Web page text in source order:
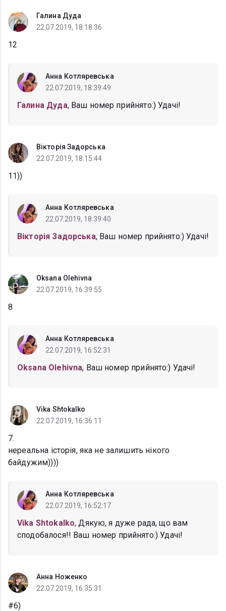
Галина Дуда
22.07.2019, 18:18:36
12
Анна Котляревська
22.07.2019, 18:39:49
Галина Дуда, Ваш номер прийнято:) Удачі!
Вікторія Задорська
22.07.2019, 18:15:44
11))
Анна Котляревська
22.07.2019, 18:39:40
Вікторія Задорська, Ваш номер прийнято:) Удачі!
Oksana Olehivna
22.07.2019, 16:39:55
8
Анна Котляревська
22.07.2019, 16:52:31
Oksana Olehivna, Ваш номер прийнято:) Удачі!
Vika Shtokalko
22.07.2019, 16:36:11
7.
нереальна історія, яка не залишить нікого
байдужим))))
Анна Котляревська
22.07.2019, 16:52:17
Vika Shtokalko, Дякую, я дуже рада, що вам
сподобалося!! Ваш номер прийнято:) Удачі!
Анна Ноженко
22.07.2019, 16:35:31
#6)